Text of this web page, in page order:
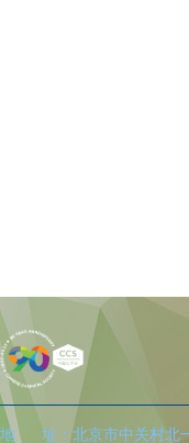
地 址：北京市中关村北